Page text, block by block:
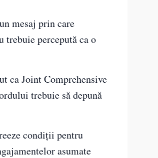
mesaj prin care
percepută ca o
ca Joint Comprehensive
trebuie să depună
condiţii pentru
asumate